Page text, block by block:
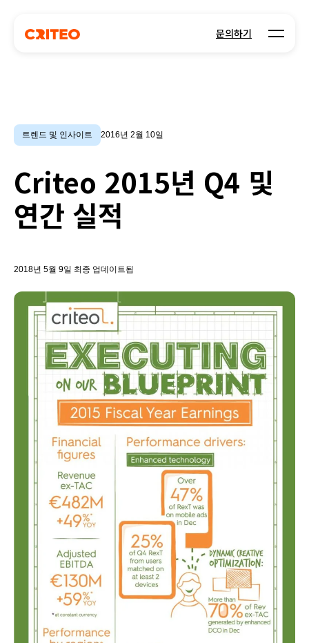
문의하기 Open
트렌드 및 인사이트 2016년 2월 10일
Criteo 2015년 Q4 및
연간 실적
2018년 5월 9일 최종 업데이트됨